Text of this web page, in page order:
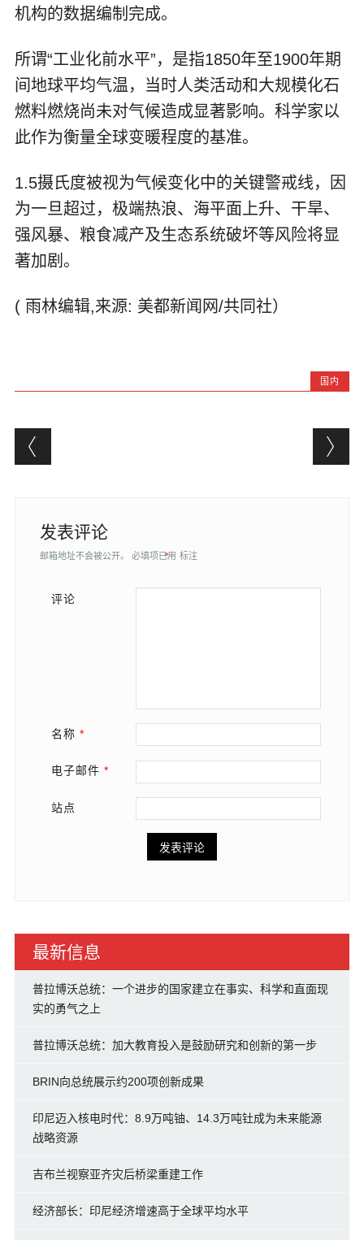
机构的数据编制完成。
所谓“工业化前水平”，是指1850年至1900年期
间地球平均气温，当时人类活动和大规模化石
燃料燃烧尚未对气候造成显著影响。科学家以
此作为衡量全球变暖程度的基准。
1.5摄氏度被视为气候变化中的关键警戒线，因
为一旦超过，极端热浪、海平面上升、干旱、
强风暴、粮食减产及生态系统破坏等风险将显
著加剧。
( 雨林编辑,来源: 美都新闻网/共同社）
国内
Post navigation
发表评论
邮箱地址不会被公开。 必填项已用
* 标注
评论
名称 *
电子邮件 *
站点
最新信息
普拉博沃总统：一个进步的国家建立在事实、科学和直面现
实的勇气之上
普拉博沃总统：加大教育投入是鼓励研究和创新的第一步
BRIN向总统展示约200项创新成果
印尼迈入核电时代：8.9万吨铀、14.3万吨钍成为未来能源
战略资源
吉布兰视察亚齐灾后桥梁重建工作
经济部长：印尼经济增速高于全球平均水平